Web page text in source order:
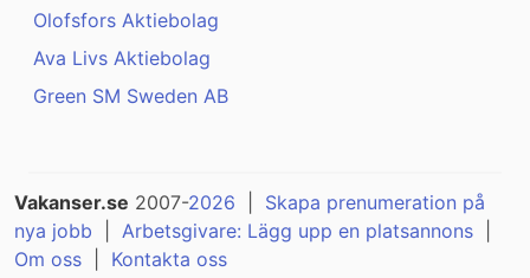
Olofsfors Aktiebolag
Ava Livs Aktiebolag
Green SM Sweden AB
Vakanser.se 2007-2026
Skapa prenumeration på
nya jobb
Arbetsgivare: Lägg upp en platsannons
Om oss
Kontakta oss